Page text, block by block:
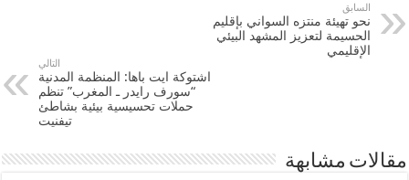
السابق
نحو تهيئة منتزه السواني بإقليم
الحسيمة لتعزيز المشهد البيئي
الإقليمي
التالي
اشتوكة ايت باها: المنظمة المدنية
“سورف رايدر ـ المغرب” تنظم
حملات تحسيسية بيئية بشاطئ
تيفنيت
مقالات مشابهة